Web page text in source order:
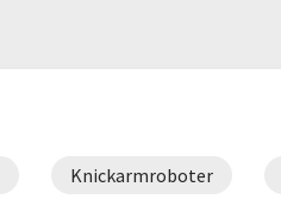
Knickarmroboter